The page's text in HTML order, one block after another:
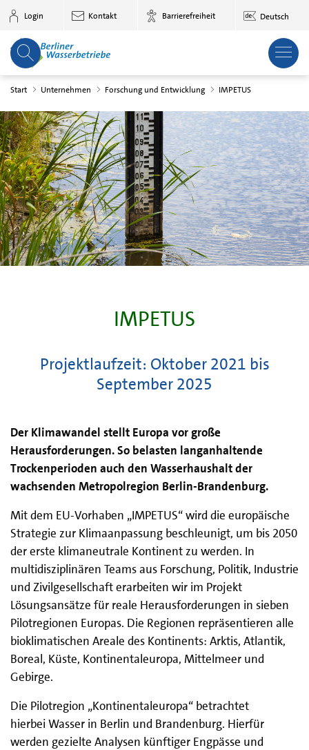
Zum Hauptinhalt springen
Login Kontakt Barrierefreiheit Deutsch
Start Unternehmen Forschung und Entwicklung IMPETUS
IMPETUS
Projektlaufzeit: Oktober 2021 bis
September 2025
Der Klimawandel stellt Europa vor große
Herausforderungen. So belasten langanhaltende
Trockenperioden auch den Wasserhaushalt der
wachsenden Metropolregion Berlin-Brandenburg.
Mit dem EU-Vorhaben „IMPETUS“ wird die europäische
Strategie zur Klimaanpassung beschleunigt, um bis 2050
der erste klimaneutrale Kontinent zu werden. In
multidisziplinären Teams aus Forschung, Politik, Industrie
und Zivilgesellschaft erarbeiten wir im Projekt
Lösungsansätze für reale Herausforderungen in sieben
Pilotregionen Europas. Die Regionen repräsentieren alle
bioklimatischen Areale des Kontinents: Arktis, Atlantik,
Boreal, Küste, Kontinentaleuropa, Mittelmeer und
Gebirge.
Die Pilotregion „Kontinentaleuropa“ betrachtet
hierbei Wasser in Berlin und Brandenburg. Hierfür
werden gezielte Analysen künftiger Engpässe und